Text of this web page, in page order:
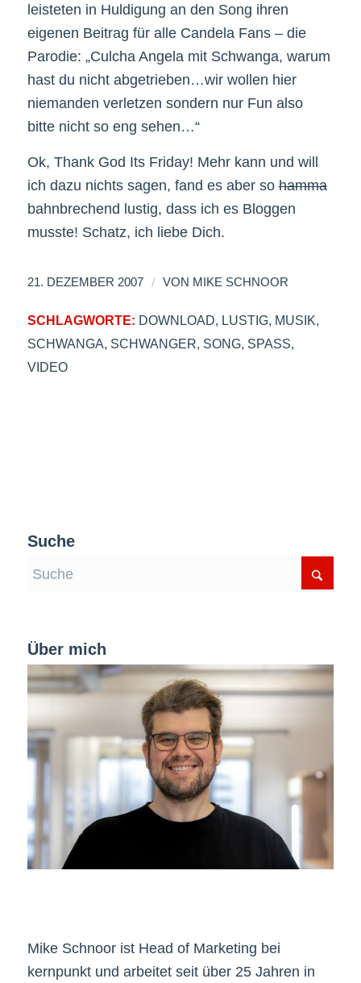
leisteten in Huldigung an den Song ihren
eigenen Beitrag für alle Candela Fans – die
Parodie: „Culcha Angela mit Schwanga, warum
hast du nicht abgetrieben…wir wollen hier
niemanden verletzen sondern nur Fun also
bitte nicht so eng sehen…“
Ok, Thank God Its Friday! Mehr kann und will
ich dazu nichts sagen, fand es aber sohamma
bahnbrechend lustig, dass ich es Bloggen
musste! Schatz, ich liebe Dich.
21. DEZEMBER 2007 / VON MIKE SCHNOOR
SCHLAGWORTE: DOWNLOAD, LUSTIG, MUSIK,
SCHWANGA, SCHWANGER, SONG, SPASS,
VIDEO
Suche
Über mich
Mike Schnoor ist Head of Marketing bei
kernpunkt und arbeitet seit über 25 Jahren in